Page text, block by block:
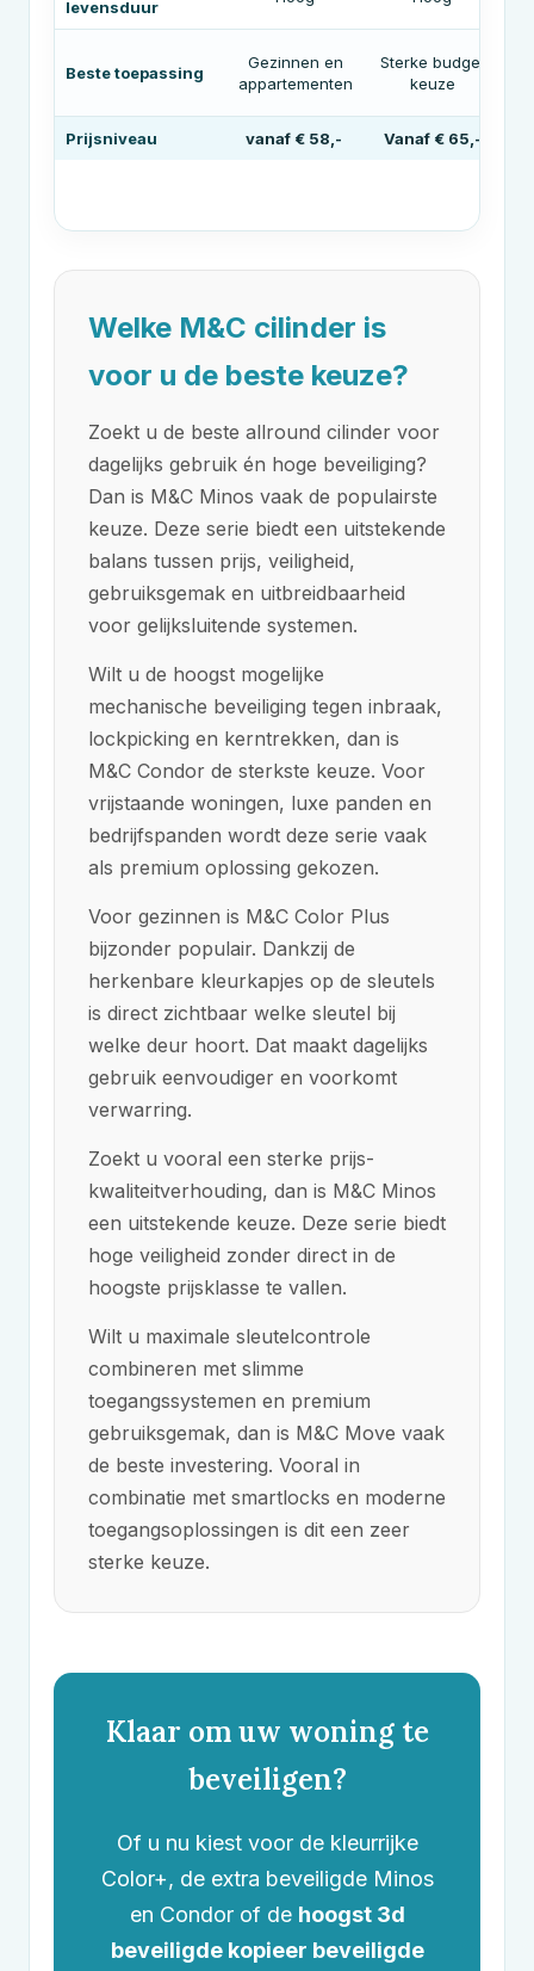
levensduur
Beste toepassing
Gezinnen en
appartementen
Sterke budget
keuze
Prijsniveau vanaf € 58,- Vanaf € 65,-
Welke M&C cilinder is
voor u de beste keuze?
Zoekt u de beste allround cilinder voor
dagelijks gebruik én hoge beveiliging?
Dan is M&C Minos vaak de populairste
keuze. Deze serie biedt een uitstekende
balans tussen prijs, veiligheid,
gebruiksgemak en uitbreidbaarheid
voor gelijksluitende systemen.
Wilt u de hoogst mogelijke
mechanische beveiliging tegen inbraak,
lockpicking en kerntrekken, dan is
M&C Condor de sterkste keuze. Voor
vrijstaande woningen, luxe panden en
bedrijfspanden wordt deze serie vaak
als premium oplossing gekozen.
Voor gezinnen is M&C Color Plus
bijzonder populair. Dankzij de
herkenbare kleurkapjes op de sleutels
is direct zichtbaar welke sleutel bij
welke deur hoort. Dat maakt dagelijks
gebruik eenvoudiger en voorkomt
verwarring.
Zoekt u vooral een sterke prijs-
kwaliteitverhouding, dan is M&C Minos
een uitstekende keuze. Deze serie biedt
hoge veiligheid zonder direct in de
hoogste prijsklasse te vallen.
Wilt u maximale sleutelcontrole
combineren met slimme
toegangssystemen en premium
gebruiksgemak, dan is M&C Move vaak
de beste investering. Vooral in
combinatie met smartlocks en moderne
toegangsoplossingen is dit een zeer
sterke keuze.
Klaar om uw woning te
beveiligen?
Of u nu kiest voor de kleurrijke
Color+, de extra beveiligde Minos
en Condor of de hoogst 3d
beveiligde kopieer beveiligde